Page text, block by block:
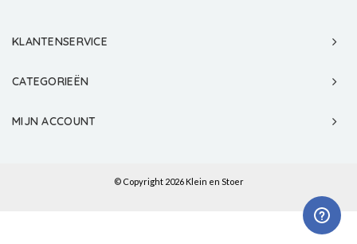
KLANTENSERVICE
CATEGORIEËN
MIJN ACCOUNT
© Copyright 2026 Klein en Stoer